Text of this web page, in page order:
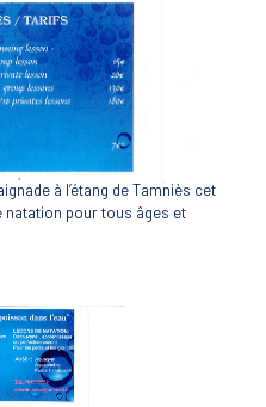
à l’étang de Tamniès cet
natation pour tous âges et